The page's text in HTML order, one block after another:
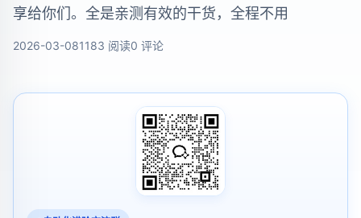
享给你们。全是亲测有效的干货，全程不用
2026-03-081183 阅读0 评论